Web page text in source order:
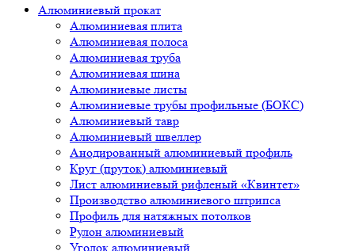
Алюминиевый прокат
Алюминиевая плита
Алюминиевая полоса
Алюминиевая труба
Алюминиевая шина
Алюминиевые листы
Алюминиевые трубы профильные (БОКС)
Алюминиевый тавр
Алюминиевый швеллер
Анодированный алюминиевый профиль
Круг (пруток) алюминиевый
Лист алюминиевый рифленый «Квинтет»
Производство алюминиевого штрипса
Профиль для натяжных потолков
Рулон алюминиевый
Уголок алюминиевый